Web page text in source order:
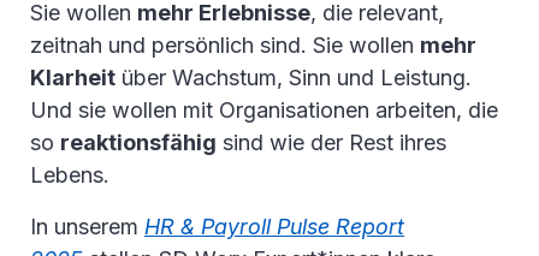
Sie wollen mehr Erlebnisse, die relevant,
zeitnah und persönlich sind. Sie wollen mehr
Klarheit über Wachstum, Sinn und Leistung.
Und sie wollen mit Organisationen arbeiten, die
so reaktionsfähig sind wie der Rest ihres
Lebens.
In unserem HR & Payroll Pulse Report